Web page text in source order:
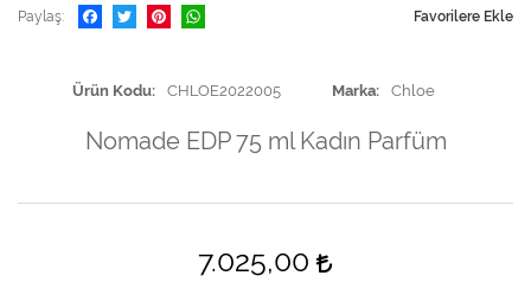
Paylaş Favorilere Ekle
Ürün Kodu CHLOE2022005 Marka Chloe
Nomade EDP 75 ml Kadın Parfüm
7.025,00